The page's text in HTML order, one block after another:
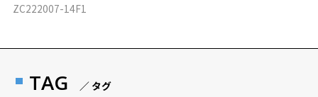
ZC222007-14F1
TAG ／ タグ